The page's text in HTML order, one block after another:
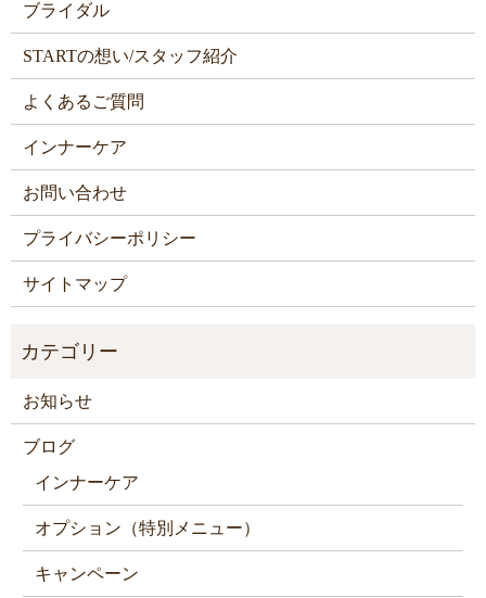
ブライダル
STARTの想い/スタッフ紹介
よくあるご質問
インナーケア
お問い合わせ
プライバシーポリシー
サイトマップ
お知らせ
ブログ
インナーケア
オプション（特別メニュー）
キャンペーン